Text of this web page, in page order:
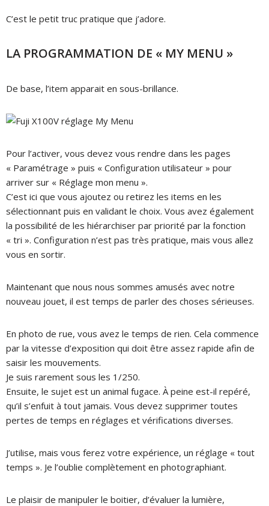
C’est le petit truc pratique que j’adore.
LA PROGRAMMATION DE « MY MENU »
De base, l’item apparait en sous-brillance.
Pour l’activer, vous devez vous rendre dans les pages
« Paramétrage » puis « Configuration utilisateur » pour
arriver sur « Réglage mon menu ».
C’est ici que vous ajoutez ou retirez les items en les
sélectionnant puis en validant le choix. Vous avez également
la possibilité de les hiérarchiser par priorité par la fonction
« tri ». Configuration n’est pas très pratique, mais vous allez
vous en sortir.
Maintenant que nous nous sommes amusés avec notre
nouveau jouet, il est temps de parler des choses sérieuses.
En photo de rue, vous avez le temps de rien. Cela commence
par la vitesse d’exposition qui doit être assez rapide afin de
saisir les mouvements.
Je suis rarement sous les 1/250.
Ensuite, le sujet est un animal fugace. À peine est-il repéré,
qu’il s’enfuit à tout jamais. Vous devez supprimer toutes
pertes de temps en réglages et vérifications diverses.
J’utilise, mais vous ferez votre expérience, un réglage « tout
temps ». Je l’oublie complètement en photographiant.
Le plaisir de manipuler le boitier, d’évaluer la lumière,